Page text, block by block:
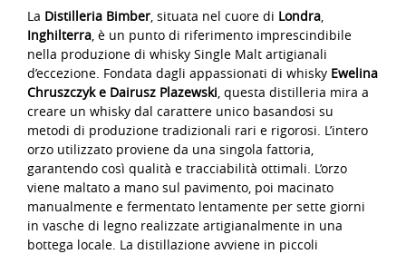
La Distilleria Bimber, situata nel cuore di Londra,
Inghilterra, è un punto di riferimento imprescindibile
nella produzione di whisky Single Malt artigianali
d’eccezione. Fondata dagli appassionati di whisky Ewelina
Chruszczyk e Dairusz Plazewski, questa distilleria mira a
creare un whisky dal carattere unico basandosi su
metodi di produzione tradizionali rari e rigorosi. L’intero
orzo utilizzato proviene da una singola fattoria,
garantendo così qualità e tracciabilità ottimali. L’orzo
viene maltato a mano sul pavimento, poi macinato
manualmente e fermentato lentamente per sette giorni
in vasche di legno realizzate artigianalmente in una
bottega locale. La distillazione avviene in piccoli